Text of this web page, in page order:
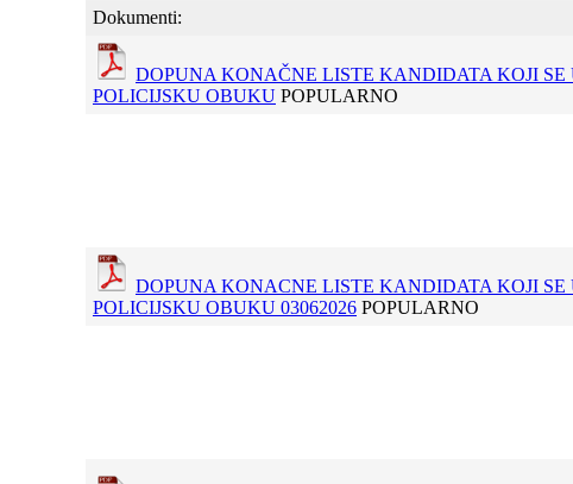
Dokumenti:
DOPUNA KONAČNE LISTE KANDIDATA KOJI SE
POLICIJSKU OBUKU POPULARNO
DOPUNA KONACNE LISTE KANDIDATA KOJI SE
POLICIJSKU OBUKU 03062026 POPULARNO